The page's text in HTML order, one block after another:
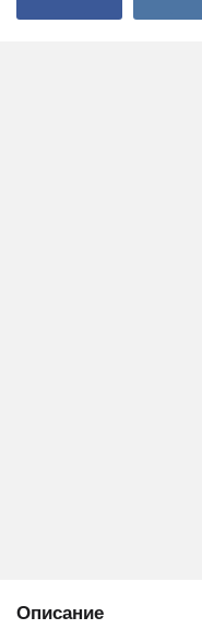
Описание